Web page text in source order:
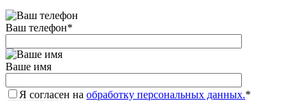
Ваш телефон*
Ваше имя
Я согласен на обработку персональных данных.*